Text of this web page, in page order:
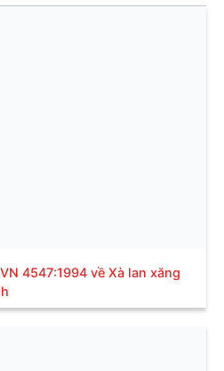
4547:1994 về Xà lan xăng